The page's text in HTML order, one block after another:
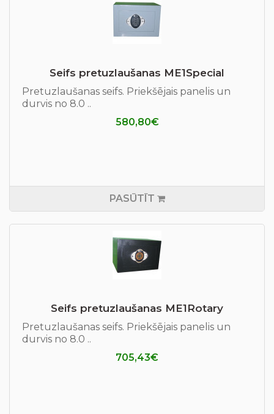
Seifs pretuzlaušanas ME1Special
Pretuzlaušanas seifs. Priekšējais panelis un
durvis no 8.0 ..
580,80€
PASŪTĪT
Seifs pretuzlaušanas ME1Rotary
Pretuzlaušanas seifs. Priekšējais panelis un
durvis no 8.0 ..
705,43€